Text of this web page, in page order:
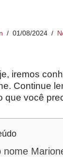
01/08/2024
iremos
Continue
que você
nome